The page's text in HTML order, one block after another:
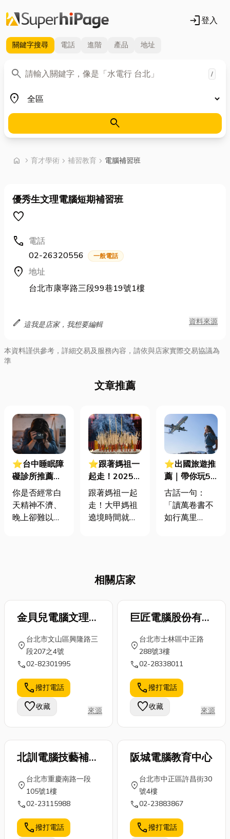
login登入
關鍵字搜尋 電話 進階 產品 地址
search
關鍵字 /
place
地區
search
home chevron_right 首頁
育才學術 chevron_right 補習教育 chevron_right 電腦補習班
優秀生文理電腦短期補習班
favorite
call 電話
02-26320556
一般電話
location_on 地址
台北市康寧路三段99巷19號1樓
edit 這我是店家，我想要編輯 資料來源
本資料謹供參考，詳細交易及服務內容，請依與店家實際交易協議為
準
文章推薦
⭐台中睡眠障
礙診所推薦｜
別讓睡眠障礙
拖垮你！原
因、改善方
你是否經常白
天精神不濟、
晚上卻難以入
警訊，提醒你
可能很久沒有
了！睡眠障礙
不僅會影響你
的生活品質，
更會悄悄損害
你的身心健
康。想知道如
何改善睡眠障
礙、了解其原
因嗎...
⭐跟著媽祖一
起走！2025大
甲媽祖遶境時
間、裝備、禁
忌懶人包
跟著媽祖一起
走！大甲媽祖
遶境時間就在
正年間，對於
媽祖遶境意義
重大，不過如
著媽祖一起遶
就要記得準備
好媽祖遶境裝
備，以及注意
一些關於媽祖
遶境禁忌，想
了解更多就...
⭐出國旅遊推
薦｜帶你玩5
大出國必去國
家！出國行李
清單懶人包，
古話一句：
「讀萬卷書不
如行萬里
旅遊，而有所
領悟和成長。
解封，大家都
能再次出國自
由行，是時候
看看小編這篇
出國旅遊推
薦，除了幫你
列出出國必去
國家，還有出
國行李清...
相關店家
金貝兒電腦文理補
習班
location_on
台北市文山區興隆路三
段207之4號
call02-82301995
call撥打電話
favorite收藏 來源
巨匠電腦股份有限
公司
location_on
台北市士林區中正路
288號3樓
call02-28338011
call撥打電話
favorite收藏 來源
北訓電腦技藝補習
location_on
台北市重慶南路一段
105號1樓
call02-23115988
call撥打電話
阪城電腦教育中心
location_on
台北市中正區許昌街30
號4樓
call02-23883867
call撥打電話